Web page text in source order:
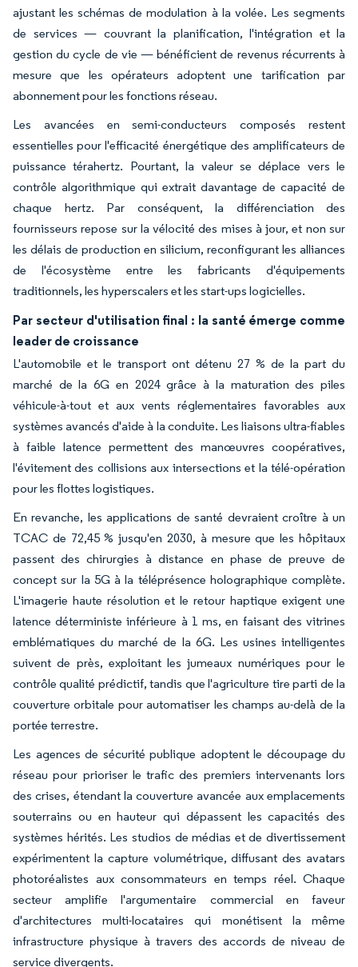
ajustant les schémas de modulation à la volée. Les segments
de services — couvrant la planification, l'intégration et la
gestion du cycle de vie — bénéficient de revenus récurrents à
mesure que les opérateurs adoptent une tarification par
abonnement pour les fonctions réseau.
Les avancées en semi-conducteurs composés restent
essentielles pour l'efficacité énergétique des amplificateurs de
puissance térahertz. Pourtant, la valeur se déplace vers le
contrôle algorithmique qui extrait davantage de capacité de
chaque hertz. Par conséquent, la différenciation des
fournisseurs repose sur la vélocité des mises à jour, et non sur
les délais de production en silicium, reconfigurant les alliances
de l'écosystème entre les fabricants d'équipements
traditionnels, les hyperscalers et les start-ups logicielles.
Par secteur d'utilisation final : la santé émerge comme
leader de croissance
L'automobile et le transport ont détenu 27 % de la part du
marché de la 6G en 2024 grâce à la maturation des piles
véhicule-à-tout et aux vents réglementaires favorables aux
systèmes avancés d'aide à la conduite. Les liaisons ultra-fiables
à faible latence permettent des manœuvres coopératives,
l'évitement des collisions aux intersections et la télé-opération
pour les flottes logistiques.
En revanche, les applications de santé devraient croître à un
TCAC de 72,45 % jusqu'en 2030, à mesure que les hôpitaux
passent des chirurgies à distance en phase de preuve de
concept sur la 5G à la téléprésence holographique complète.
L'imagerie haute résolution et le retour haptique exigent une
latence déterministe inférieure à 1 ms, en faisant des vitrines
emblématiques du marché de la 6G. Les usines intelligentes
suivent de près, exploitant les jumeaux numériques pour le
contrôle qualité prédictif, tandis que l'agriculture tire parti de la
couverture orbitale pour automatiser les champs au-delà de la
portée terrestre.
Les agences de sécurité publique adoptent le découpage du
réseau pour prioriser le trafic des premiers intervenants lors
des crises, étendant la couverture avancée aux emplacements
souterrains ou en hauteur qui dépassent les capacités des
systèmes hérités. Les studios de médias et de divertissement
expérimentent la capture volumétrique, diffusant des avatars
photoréalistes aux consommateurs en temps réel. Chaque
secteur amplifie l'argumentaire commercial en faveur
d'architectures multi-locataires qui monétisent la même
infrastructure physique à travers des accords de niveau de
service divergents.